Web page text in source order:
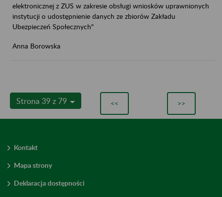
elektronicznej z ZUS w zakresie obsługi wniosków uprawnionych
instytucji o udostępnienie danych ze zbiorów Zakładu
Ubezpieczeń Społecznych"
Anna Borowska
Strona 39 z 79 << >>
Kontakt
Mapa strony
Deklaracja dostępności